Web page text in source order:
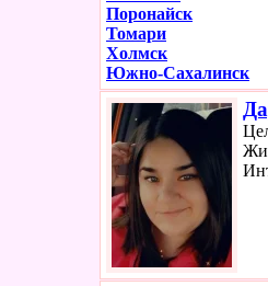
Поронайск
Томари
Холмск
Южно-Сахалинск